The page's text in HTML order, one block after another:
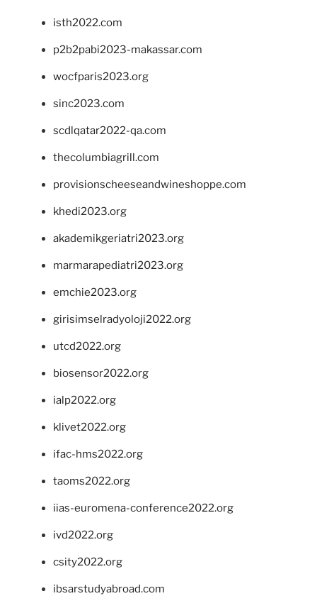
isth2022.com
p2b2pabi2023-makassar.com
wocfparis2023.org
sinc2023.com
scdlqatar2022-qa.com
thecolumbiagrill.com
provisionscheeseandwineshoppe.com
khedi2023.org
akademikgeriatri2023.org
marmarapediatri2023.org
emchie2023.org
girisimselradyoloji2022.org
utcd2022.org
biosensor2022.org
ialp2022.org
klivet2022.org
ifac-hms2022.org
taoms2022.org
iias-euromena-conference2022.org
ivd2022.org
csity2022.org
ibsarstudyabroad.com